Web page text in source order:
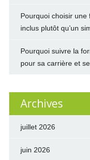
Pourquoi choisir
inclus plutôt qu’un
Pourquoi suivre la
pour sa carrière et
Archives
juillet 2026
juin 2026